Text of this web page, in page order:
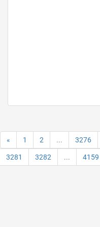
« 1 2 ... 3276
3281 3282 ... 4159